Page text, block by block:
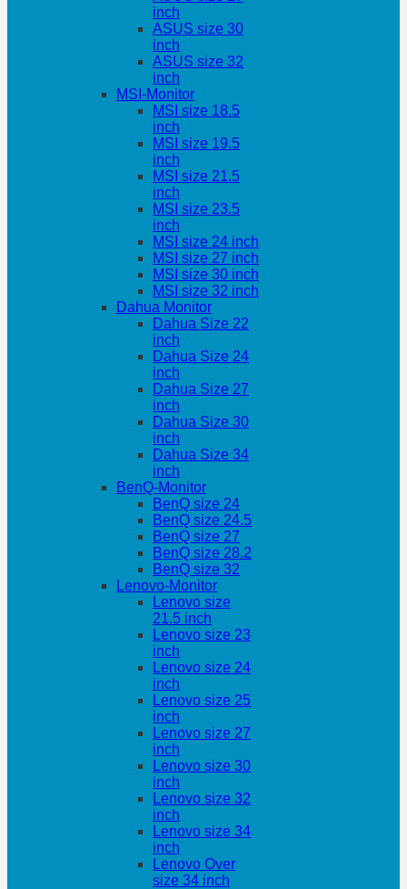
inch
ASUS size 30
inch
ASUS size 32
inch
MSI-Monitor
MSI size 18.5
inch
MSI size 19.5
inch
MSI size 21.5
inch
MSI size 23.5
inch
MSI size 24 inch
MSI size 27 inch
MSI size 30 inch
MSI size 32 inch
Dahua Monitor
Dahua Size 22
inch
Dahua Size 24
inch
Dahua Size 27
inch
Dahua Size 30
inch
Dahua Size 34
inch
BenQ-Monitor
BenQ size 24
BenQ size 24.5
BenQ size 27
BenQ size 28.2
BenQ size 32
Lenovo-Monitor
Lenovo size
21.5 inch
Lenovo size 23
inch
Lenovo size 24
inch
Lenovo size 25
inch
Lenovo size 27
inch
Lenovo size 30
inch
Lenovo size 32
inch
Lenovo size 34
inch
Lenovo Over
size 34 inch